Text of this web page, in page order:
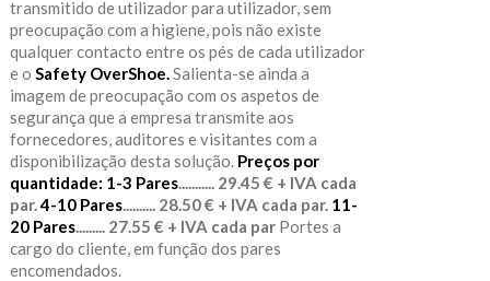
transmitido de utilizador para utilizador, sem
preocupação com a higiene, pois não existe
qualquer contacto entre os pés de cada utilizador
e o Safety OverShoe. Salienta-se ainda a
imagem de preocupação com os aspetos de
segurança que a empresa transmite aos
fornecedores, auditores e visitantes com a
disponibilização desta solução. Preços por
quantidade: 1-3 Pares........... 29.45 € + IVA cada
par. 4-10 Pares.......... 28.50 € + IVA cada par. 11-
20 Pares......... 27.55 € + IVA cada parPortes a
cargo do cliente, em função dos pares
encomendados.